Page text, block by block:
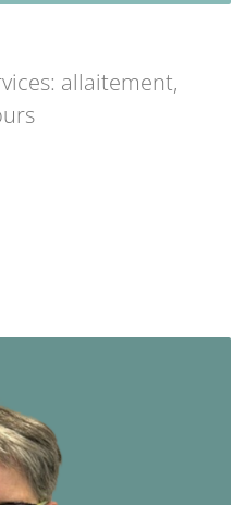
allaitement,